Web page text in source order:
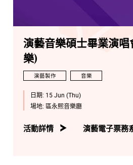
演藝音樂碩士畢業演唱
樂)
演藝製作 音樂
日期: 15 Jun (Thu)
場地: 區永熙音樂廳
活動詳情 演藝電子票務